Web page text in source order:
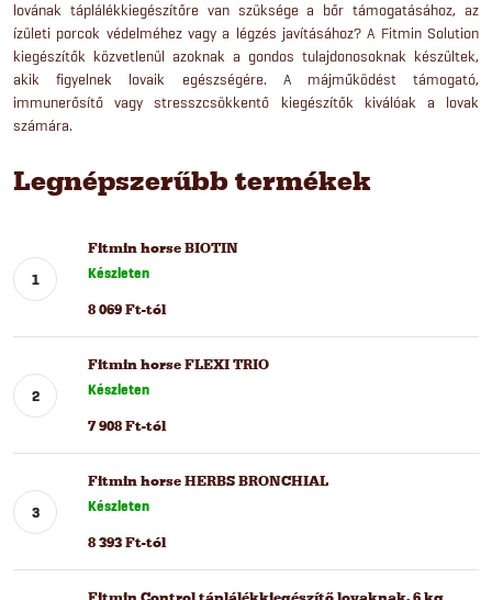
lovának táplálékkiegészítőre van szüksége a bőr támogatásához, az
ízületi porcok védelméhez vagy a légzés javításához? A Fitmin Solution
kiegészítők közvetlenül azoknak a gondos tulajdonosoknak készültek,
akik figyelnek lovaik egészségére. A májműködést támogató,
immunerősítő vagy stresszcsökkentő kiegészítők kiválóak a lovak
számára.
Legnépszerűbb termékek
Fitmin horse BIOTIN
Készleten
8 069 Ft-tól
Fitmin horse FLEXI TRIO
Készleten
7 908 Ft-tól
Fitmin horse HERBS BRONCHIAL
Készleten
8 393 Ft-tól